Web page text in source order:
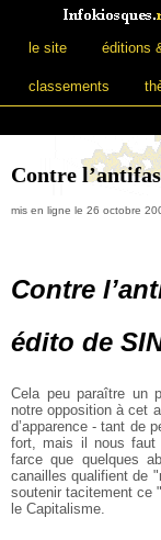
le site éditions
classements
Contre
mis en ligne le 26 octobre
Contre
édito de
Cela peu paraître un
notre opposition à cet
d’apparence - tant de
fort, mais il nous faut
farce que quelques
canailles qualifient de
soutenir tacitement ce
le Capitalisme.